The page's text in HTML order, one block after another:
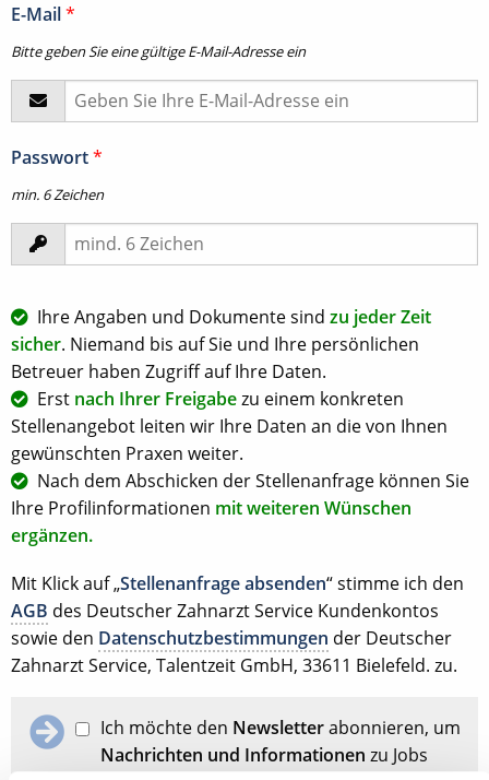
E-Mail*
Bitte geben Sie eine gültige E-Mail-Adresse ein
Passwort*
min. 6 Zeichen
Ihre Angaben und Dokumente sind zu jeder Zeit
sicher. Niemand bis auf Sie und Ihre persönlichen
Betreuer haben Zugriff auf Ihre Daten.
Erst nach Ihrer Freigabezu einem konkreten
Stellenangebot leiten wir Ihre Daten an die von Ihnen
gewünschten Praxen weiter.
Nach dem Abschicken der Stellenanfrage können Sie
Ihre Profilinformationen mit weiteren Wünschen
ergänzen.
Mit Klick auf „Stellenanfrage absenden“ stimme ich den
AGB des Deutscher Zahnarzt Service Kundenkontos
sowie den Datenschutzbestimmungen der Deutscher
Zahnarzt Service, Talentzeit GmbH, 33611 Bielefeld. zu.
Ich möchte den Newsletterabonnieren, um
Nachrichten und Informationen zu Jobs